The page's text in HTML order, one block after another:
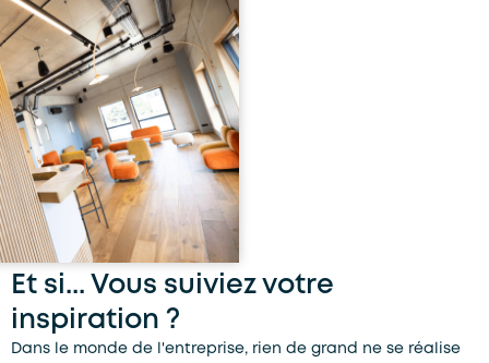
Et si... Vous suiviez votre
inspiration ?
Dans le monde de l'entreprise, rien de grand ne se réalise